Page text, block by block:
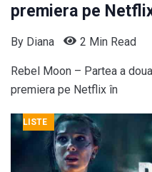
premiera pe
By Diana 2 Min Read
Rebel Moon – Partea a
premiera pe Netflix în
LISTE